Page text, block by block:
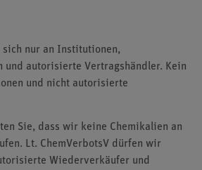
nur an Institutionen,
und autorisierte Vertragshändler. Kein
und nicht autorisierte
Sie, dass wir keine Chemikalien an
Lt. ChemVerbotsV dürfen wir
Wiederverkäufer und